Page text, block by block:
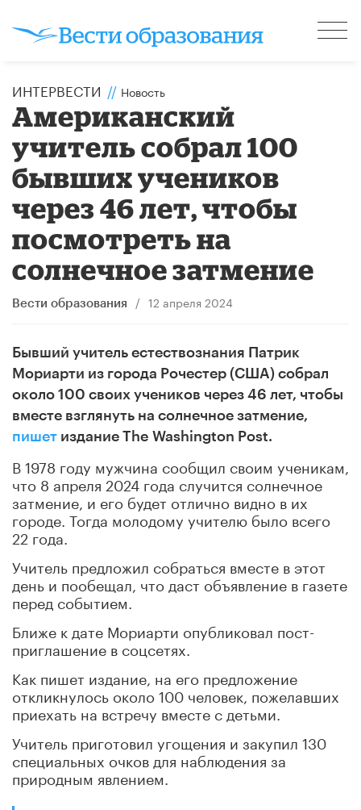
ИНТЕРВЕСТИ // Новость
Американский
учитель собрал 100
бывших учеников
через 46 лет, чтобы
посмотреть на
солнечное затмение
Вести образования / 12 апреля 2024
Бывший учитель естествознания Патрик
Мориарти из города Рочестер (США) собрал
около 100 своих учеников через 46 лет, чтобы
вместе взглянуть на солнечное затмение,
пишет издание The Washington Post.
В 1978 году мужчина сообщил своим ученикам,
что 8 апреля 2024 года случится солнечное
затмение, и его будет отлично видно в их
городе. Тогда молодому учителю было всего
22 года.
Учитель предложил собраться вместе в этот
день и пообещал, что даст объявление в газете
перед событием.
Ближе к дате Мориарти опубликовал пост-
приглашение в соцсетях.
Как пишет издание, на его предложение
откликнулось около 100 человек, пожелавших
приехать на встречу вместе с детьми.
Учитель приготовил угощения и закупил 130
специальных очков для наблюдения за
природным явлением.